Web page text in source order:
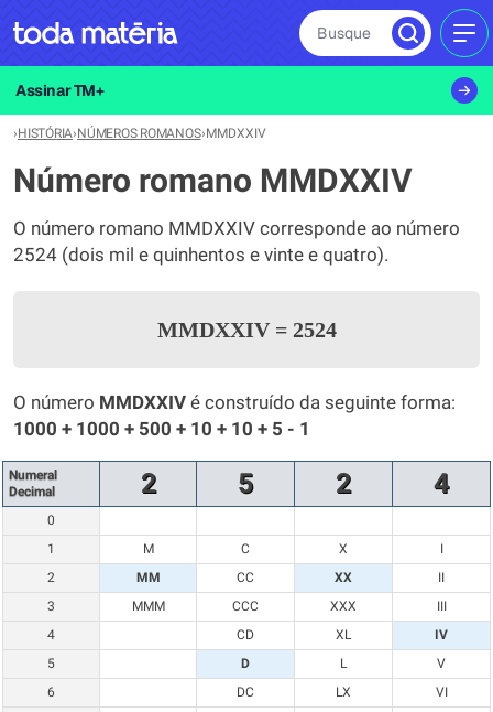
Busque
Assinar TM+
›HISTÓRIA›NÚMEROS ROMANOS›MMDXXIV
Número romano MMDXXIV
O número romano MMDXXIV corresponde ao número
2524 (dois mil e quinhentos e vinte e quatro).
MMDXXIV =2524
O número MMDXXIV é construído da seguinte forma:
1000 + 1000 + 500 + 10 + 10 + 5 - 1
Numeral
Decimal
2 5 2 4
0
1
M C X
I
2
MM CC XX
II
3
MMM CCC XXX
III
4
CD XL
IV
5
D L
V
6
DC LX
VI